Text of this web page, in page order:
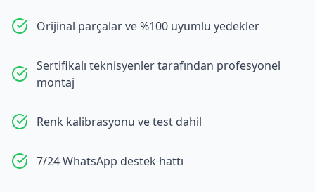
Orijinal parçalar ve %100 uyumlu yedekler
Sertifikalı teknisyenler tarafından profesyonel
montaj
Renk kalibrasyonu ve test dahil
7/24 WhatsApp destek hattı